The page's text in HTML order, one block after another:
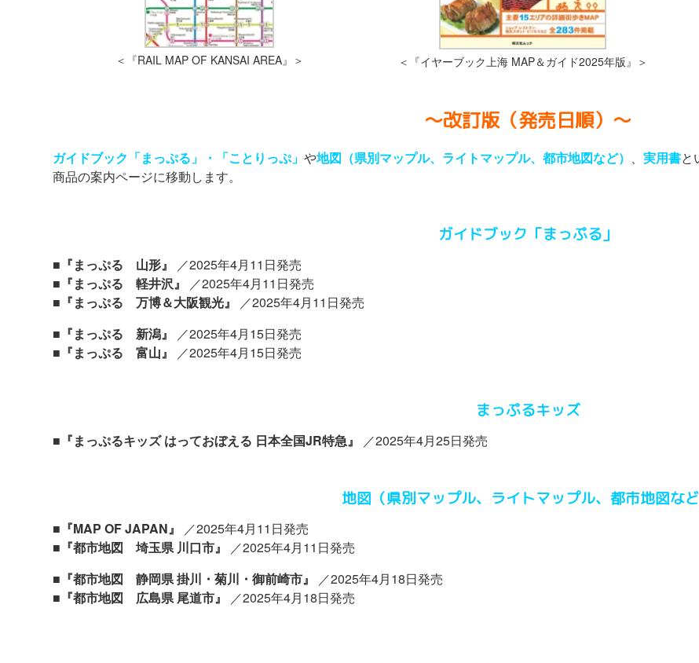
＜『RAIL MAP OF KANSAI AREA』＞ ＜『イヤーブック上海 MAP＆ガイド2025年版』＞
〜改訂版（発売日順）〜
ガイドブック「まっぷる」・「ことりっぷ」 や地図（県別マップル、ライトマップル、都市地図など） 実用書と
商品の案内ページに移動します。
ガイドブック「まっぷる」
■『まっぷる 山形』
／2025年4月11日発売
■『まっぷる 軽井沢』
／2025年4月11日発売
■『まっぷる 万博＆大阪観光』
／2025年4月11日発売
■『まっぷる 新潟』
／2025年4月15日発売
■『まっぷる 富山』
／2025年4月15日発売
まっぷるキッズ
■『まっぷるキッズ はっておぼえる 日本全国JR特急』 ／2025年4月25日発売
地図（県別マップル、ライトマップル、都市地図など
■『MAP OF JAPAN』
／2025年4月11日発売
■『都市地図 埼玉県 川口市』
／2025年4月11日発売
■『都市地図 静岡県 掛川・菊川・御前崎市』
／2025年4月18日発売
■『都市地図 広島県 尾道市』
／2025年4月18日発売